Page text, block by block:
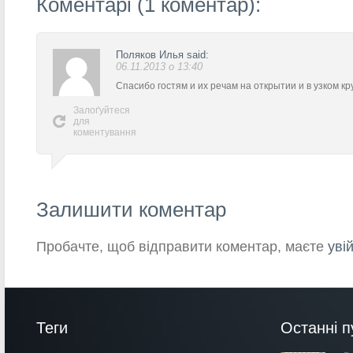
Коментарі (1 коментар):
Залоґуйтеся
для
коментування
Поляков Илья said:
06.11.2013 о 13:40
Спасибо гостям и их речам на открытии и в узком
Залишити коментар
Пробачте, щоб відправити коментар, маєте
Теги Останні